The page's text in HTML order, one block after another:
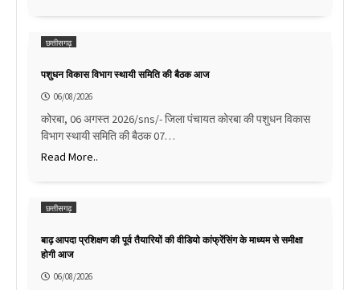
छत्तीसगढ़
पशुधन विकास विभाग स्थायी समिति की बैठक आज
06/08/2026
कोरबा, 06 अगस्त 2026/sns/- जिला पंचायत कोरबा की पशुधन विकास
विभाग स्थायी समिति की बैठक 07…
Read More..
छत्तीसगढ़
बाढ़ आपदा प्रशिक्षण की पूर्व तैयारियों की वीडियो कांफ्रेंसिंग के माध्यम से समीक्षा
होगी आज
06/08/2026